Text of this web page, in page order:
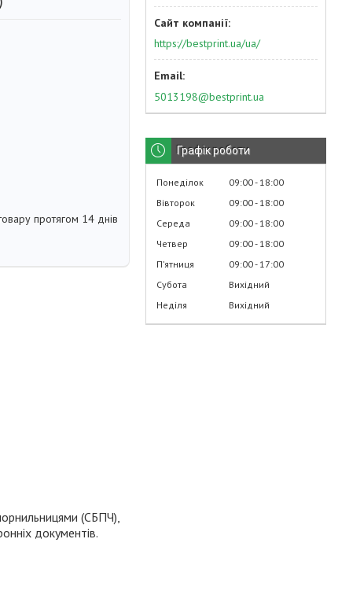
протягом 14 днів
(СБПЧ),
документів.
https://bestprint.ua/ua/
5013198@bestprint.ua
Графік роботи
Понеділок 09:00 18:00
Вівторок
09:00 18:00
Середа
09:00 18:00
Четвер
09:00 18:00
Пʼятниця
09:00 17:00
Субота
Вихідний
Неділя
Вихідний